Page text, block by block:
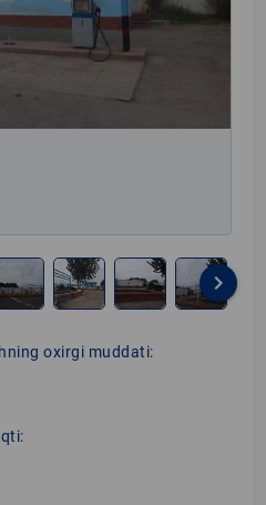
keyboard_arrow_right
oxirgi muddati: